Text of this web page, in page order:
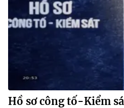
Hồ sơ công tố-Kiểm